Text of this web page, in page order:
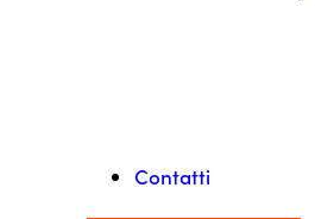
Contatti